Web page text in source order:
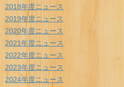
2018年度ニュース
2019年度ニュース
2020年度ニュース
2021年度ニュース
2022年度ニュース
2023年度ニュース
2024年度ニュース